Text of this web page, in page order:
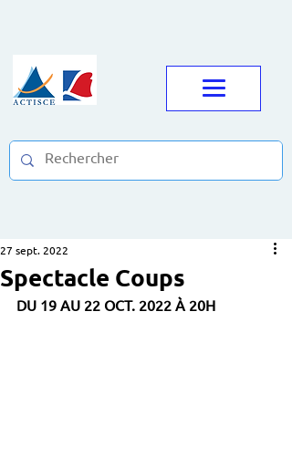
Spectacle Coups
27 sept. 2022
DU 19 AU 22 OCT. 2022 À 20H